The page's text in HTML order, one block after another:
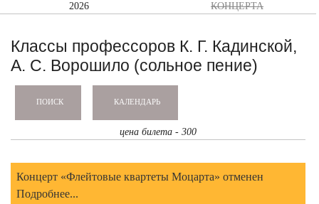
2026 КОНЦЕРТА
Классы профессоров К. Г. Кадинской,
А. С. Ворошило (сольное пение)
ПОИСК КАЛЕНДАРЬ
цена билета - 300
Концерт «Флейтовые квартеты Моцарта» отменен
Подробнее...